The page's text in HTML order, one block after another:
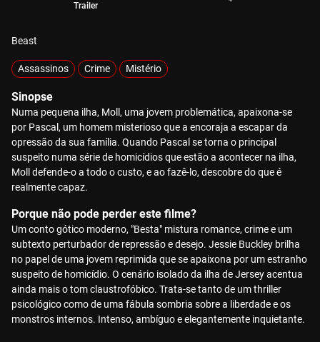
Trailer
Beast
Assassinos Crime Mistério
Sinopse
Numa pequena ilha, Moll, uma jovem problemática, apaixona-se
por Pascal, um homem misterioso que a encoraja a escapar da
opressão da sua família. Quando Pascal se torna o principal
suspeito numa série de homicídios que estão a acontecer na ilha,
Moll defende-o a todo o custo, e ao fazê-lo, descobre do que é
realmente capaz.
Porque não pode perder este filme?
Um conto gótico moderno, "Besta" mistura romance, crime e um
subtexto perturbador de repressão e desejo. Jessie Buckley brilha
no papel de uma jovem reprimida que se apaixona por um estranho
suspeito de homicídio. O cenário isolado da ilha de Jersey acentua
ainda mais o tom claustrofóbico. Trata-se tanto de um thriller
psicológico como de uma fábula sombria sobre a liberdade e os
monstros internos. Intenso, ambíguo e elegantemente inquietante.